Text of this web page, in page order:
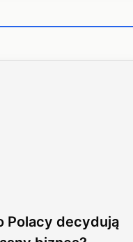
Polacy decydują